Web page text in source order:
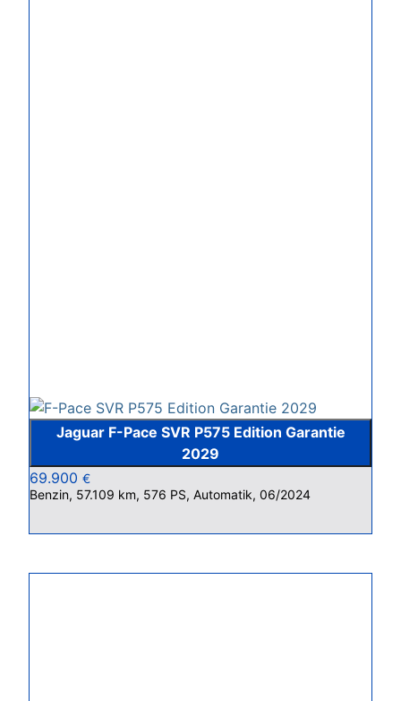
Jaguar F-Pace SVR P575 Edition Garantie
2029
69.900 €
Benzin, 57.109 km, 576 PS, Automatik, 06/2024